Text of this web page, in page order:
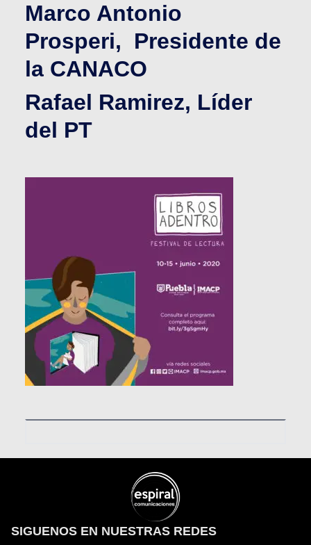
Marco Antonio
Prosperi, Presidente de
la CANACO
Rafael Ramirez, Líder
del PT
SIGUENOS EN NUESTRAS REDES